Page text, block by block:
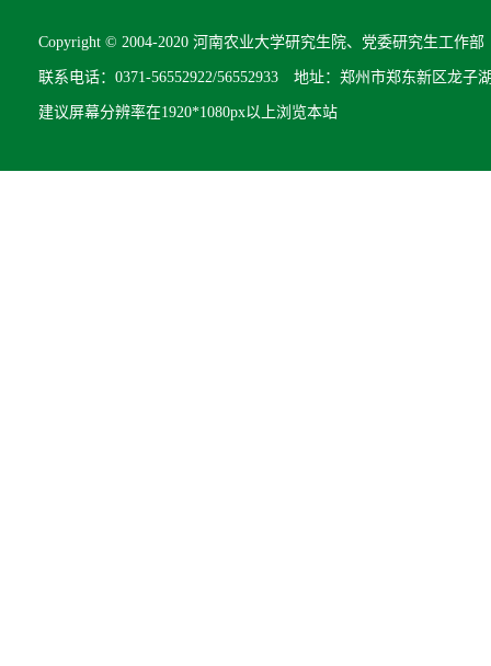
Copyright © 2004-2020 河南农业大学研究生院、党委研究生工作
联系电话：0371-56552922/56552933 地址：郑州市郑东新区龙子
建议屏幕分辨率在1920*1080px以上浏览本站